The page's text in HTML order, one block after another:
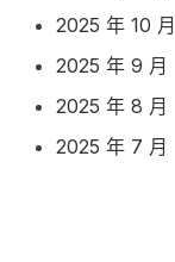
2025 年 10 月
2025 年 9 月
2025 年 8 月
2025 年 7 月